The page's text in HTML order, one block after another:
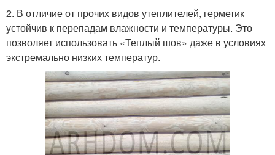
2. В отличие от прочих видов утеплителей, герметик
устойчив к перепадам влажности и температуры. Это
позволяет использовать «Теплый шов» даже в условиях
экстремально низких температур.